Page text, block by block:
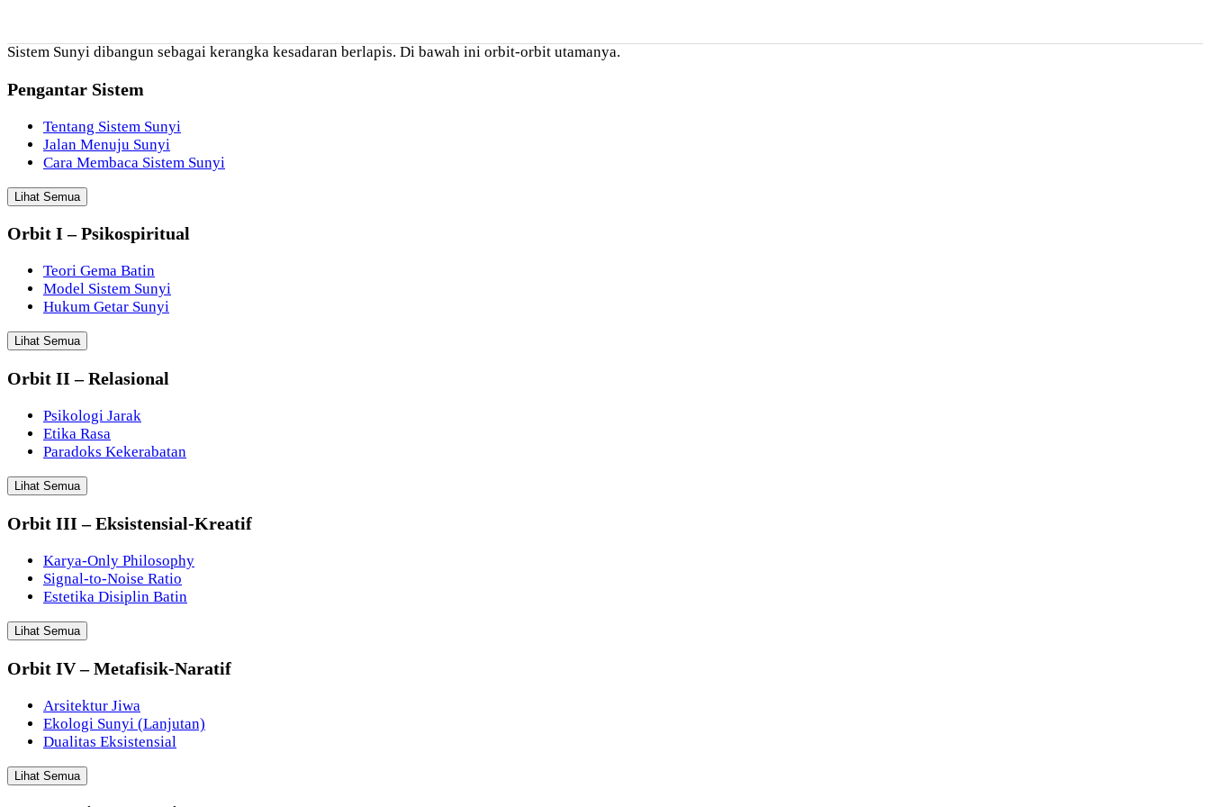
Sistem Sunyi dibangun sebagai kerangka kesadaran berlapis. Di bawah ini orbit-orbit utamanya.
Pengantar Sistem
Tentang Sistem Sunyi
Jalan Menuju Sunyi
Cara Membaca Sistem Sunyi
Lihat Semua
Orbit I – Psikospiritual
Teori Gema Batin
Model Sistem Sunyi
Hukum Getar Sunyi
Lihat Semua
Orbit II – Relasional
Psikologi Jarak
Etika Rasa
Paradoks Kekerabatan
Lihat Semua
Orbit III – Eksistensial-Kreatif
Karya-Only Philosophy
Signal-to-Noise Ratio
Estetika Disiplin Batin
Lihat Semua
Orbit IV – Metafisik-Naratif
Arsitektur Jiwa
Ekologi Sunyi (Lanjutan)
Dualitas Eksistensial
Lihat Semua